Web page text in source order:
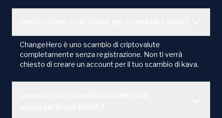
ChangeHero è uno scambio di criptovalute
completamente senza registrazione. Non ti verrà
chiesto di creare un account per il tuo scambio di kava.